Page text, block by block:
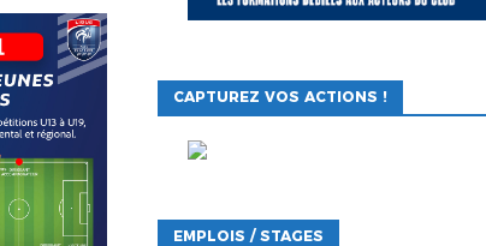
CAPTUREZ VOS ACTIONS !
EMPLOIS / STAGES